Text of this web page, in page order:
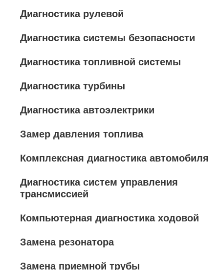
Диагностика рулевой
Диагностика системы безопасности
Диагностика топливной системы
Диагностика турбины
Диагностика автоэлектрики
Замер давления топлива
Комплексная диагностика автомобиля
Диагностика систем управления
трансмиссией
Компьютерная диагностика ходовой
Замена резонатора
Замена приемной трубы